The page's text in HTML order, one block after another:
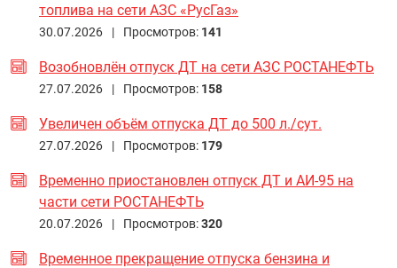
топлива на сети АЗС «РусГаз»
30.07.2026 | Просмотров: 141
Возобновлён отпуск ДТ на сети АЗС РОСТАНЕФТЬ
27.07.2026 | Просмотров: 158
Увеличен объём отпуска ДТ до 500 л./сут.
27.07.2026 | Просмотров: 179
Временно приостановлен отпуск ДТ и АИ-95 на
части сети РОСТАНЕФТЬ
20.07.2026 | Просмотров:320
Временное прекращение отпуска бензина и